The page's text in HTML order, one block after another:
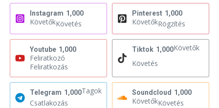
Instagram 1,000
KövetőkKövetés
Pinterest 1,000
KövetőkRögzítés
Youtube 1,000
Feliratkozó
Feliratkozás
Tiktok 1,000Követők
Követés
Telegram 1,000Tagok
Csatlakozás
Soundcloud 1,000
KövetőkKövetés